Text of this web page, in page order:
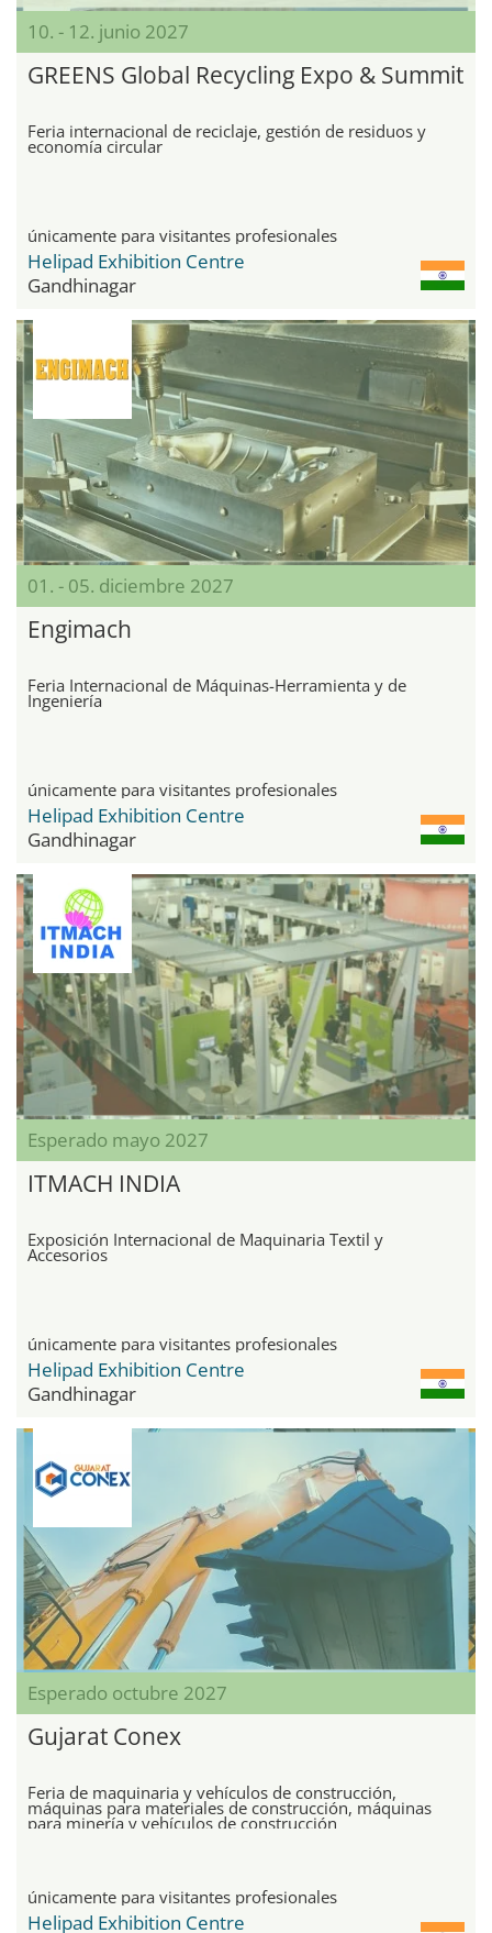
10. - 12. junio 2027
GREENS Global Recycling Expo & Summit
Feria internacional de reciclaje, gestión de residuos y
economía circular
únicamente para visitantes profesionales
Helipad Exhibition Centre
Gandhinagar
01. - 05. diciembre 2027
Engimach
Feria Internacional de Máquinas-Herramienta y de
Ingeniería
únicamente para visitantes profesionales
Helipad Exhibition Centre
Gandhinagar
Esperado mayo 2027
ITMACH INDIA
Exposición Internacional de Maquinaria Textil y
Accesorios
únicamente para visitantes profesionales
Helipad Exhibition Centre
Gandhinagar
Esperado octubre 2027
Gujarat Conex
Feria de maquinaria y vehículos de construcción,
máquinas para materiales de construcción, máquinas
para minería y vehículos de construcción
únicamente para visitantes profesionales
Helipad Exhibition Centre